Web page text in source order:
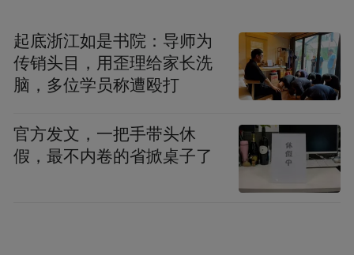
起底浙江如是书院：导师为
传销头目，用歪理给家长洗
脑，多位学员称遭殴打
官方发文，一把手带头休
假，最不内卷的省掀桌子了